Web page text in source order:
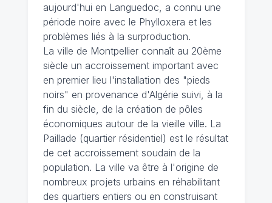
aujourd'hui en Languedoc, a connu une
période noire avec le Phylloxera et les
problèmes liés à la surproduction.
La ville de Montpellier connaît au 20ème
siècle un accroissement important avec
en premier lieu l'installation des "pieds
noirs" en provenance d'Algérie suivi, à la
fin du siècle, de la création de pôles
économiques autour de la vieille ville. La
Paillade (quartier résidentiel) est le résultat
de cet accroissement soudain de la
population. La ville va être à l'origine de
nombreux projets urbains en réhabilitant
des quartiers entiers ou en construisant